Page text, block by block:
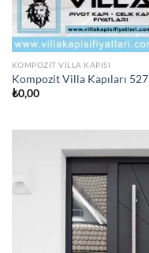
KOMPOZIT VILLA KAPISI
Kompozit Villa Kapıları 527
₺0,00